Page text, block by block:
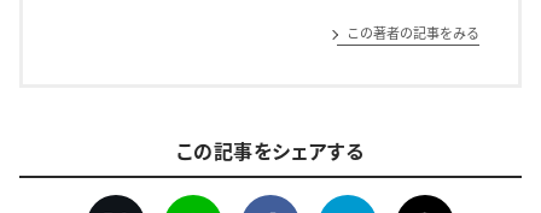
この著者の記事をみる
この記事をシェアする